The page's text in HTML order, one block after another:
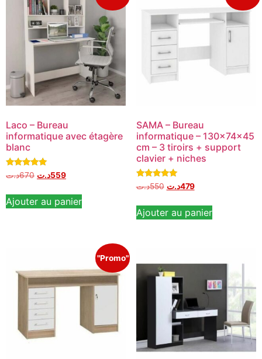
Laco – Bureau
informatique avec étagère
blanc
Note
5.00
670د.ت 559د.ت
Ajouter au panier
SAMA – Bureau
informatique – 130x74x45
cm – 3 tiroirs + support
clavier + niches
Note
5.00
550د.ت 479د.ت
Ajouter au panier
"Promo"